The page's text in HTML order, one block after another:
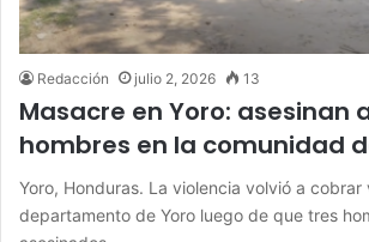
Redacción julio 2, 2026 13
Masacre en Yoro: asesinan
hombres en la comunidad
Yoro, Honduras. La violencia volvió a cobrar
departamento de Yoro luego de que tres